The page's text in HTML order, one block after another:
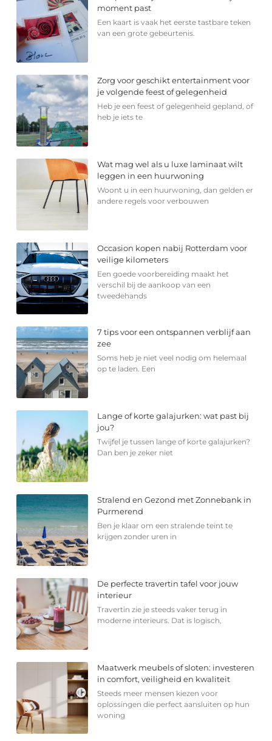
moment past
Een kaart is vaak het eerste tastbare teken
van een grote gebeurtenis.
Zorg voor geschikt entertainment voor
je volgende feest of gelegenheid
Heb je een feest of gelegenheid gepland, of
heb je iets te
Wat mag wel als u luxe laminaat wilt
leggen in een huurwoning
Woont u in een huurwoning, dan gelden er
andere regels voor verbouwen
Occasion kopen nabij Rotterdam voor
veilige kilometers
Een goede voorbereiding maakt het
verschil bij de aankoop van een
tweedehands
7 tips voor een ontspannen verblijf aan
zee
Soms heb je niet veel nodig om helemaal
op te laden. Een
Lange of korte galajurken: wat past bij
jou?
Twijfel je tussen lange of korte galajurken?
Dan ben je zeker niet
Stralend en Gezond met Zonnebank in
Purmerend
Ben je klaar om een stralende teint te
krijgen zonder uren in
De perfecte travertin tafel voor jouw
interieur
Travertin zie je steeds vaker terug in
moderne interieurs. Dat is logisch,
Maatwerk meubels of sloten: investeren
in comfort, veiligheid en kwaliteit
Steeds meer mensen kiezen voor
oplossingen die perfect aansluiten op hun
woning